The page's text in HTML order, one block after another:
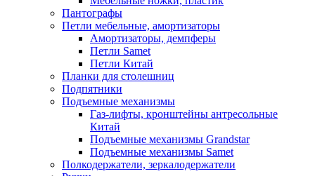
Пантографы
Петли мебельные, амортизаторы
Амортизаторы, демпферы
Петли Samet
Петли Китай
Планки для столешниц
Подпятники
Подъемные механизмы
Газ-лифты, кронштейны антресольные
Китай
Подъемные механизмы Grandstar
Подъемные механизмы Samet
Полкодержатели, зеркалодержатели